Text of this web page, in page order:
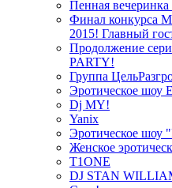
Пенная
Финал конкурса
2015! Главный
Продолжение
PARTY!
Группа
Эротическое шоу
Dj MY!
Yanix
Эротическое шоу
Женское
T1ONE
DJ STAN